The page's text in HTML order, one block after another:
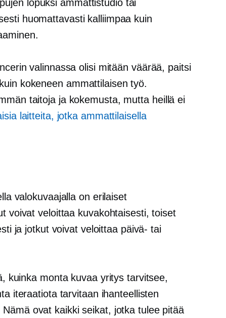
lopuksi ammattistudio tai
huomattavasti kalliimpaa kuin
valinnassa olisi mitään väärää, paitsi
kokeneen ammattilaisen työ.
taitoja ja kokemusta, mutta heillä ei
​​laitteita, jotka ammattilaisella
valokuvaajalla on erilaiset
voivat veloittaa kuvakohtaisesti, toiset
ja jotkut voivat veloittaa päivä- tai
kuinka monta kuvaa yritys tarvitsee,
iteraatiota tarvitaan ihanteellisten
ovat kaikki seikat, jotka tulee pitää